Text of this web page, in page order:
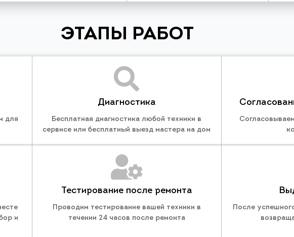
ЭТАПЫ РАБОТ
для
Диагностика
Бесплатная диагностика любой техники в
сервисе или бесплатный выезд мастера на дом
и
Тестирование после ремонта
Проводим тестирование вашей техники в
течении 24 часов после ремонта
После